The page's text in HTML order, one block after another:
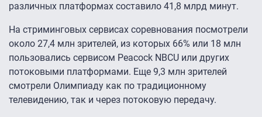
различных платформах составило 41,8 млрд минут.
На стриминговых сервисах соревнования посмотрели
около 27,4 млн зрителей, из которых 66% или 18 млн
пользовались сервисом Peacock NBCU или других
потоковыми платформами. Еще 9,3 млн зрителей
смотрели Олимпиаду как по традиционному
телевидению, так и через потоковую передачу.